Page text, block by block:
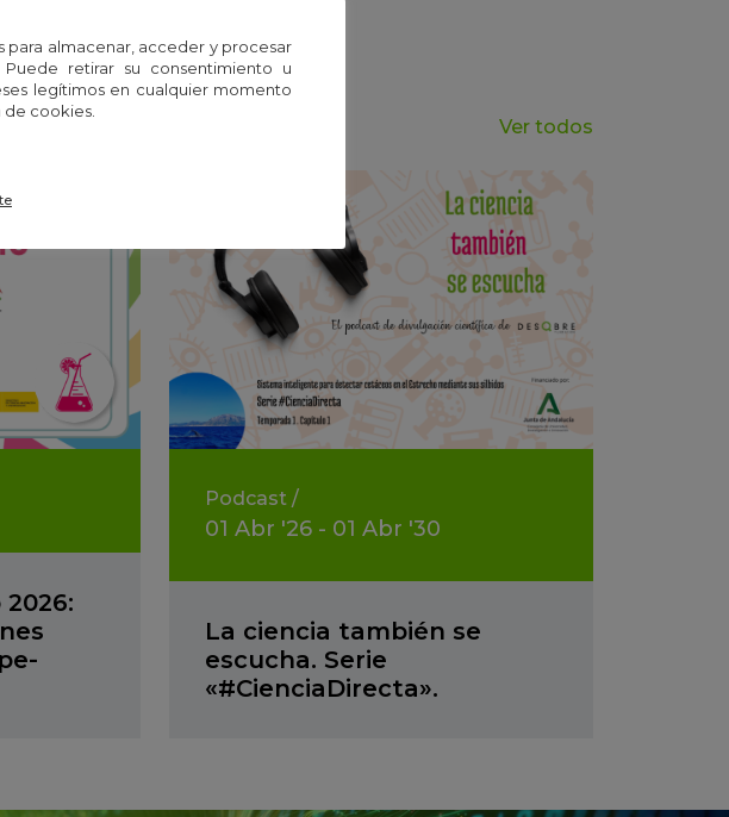
Ver todos
Podcast /
01 Abr '26 - 01 Abr '30
La ciencia también se
escucha. Serie
«#CienciaDirecta».
para almacenar, acceder y procesar
retirar su consentimiento u
legítimos en cualquier momento
cookies.